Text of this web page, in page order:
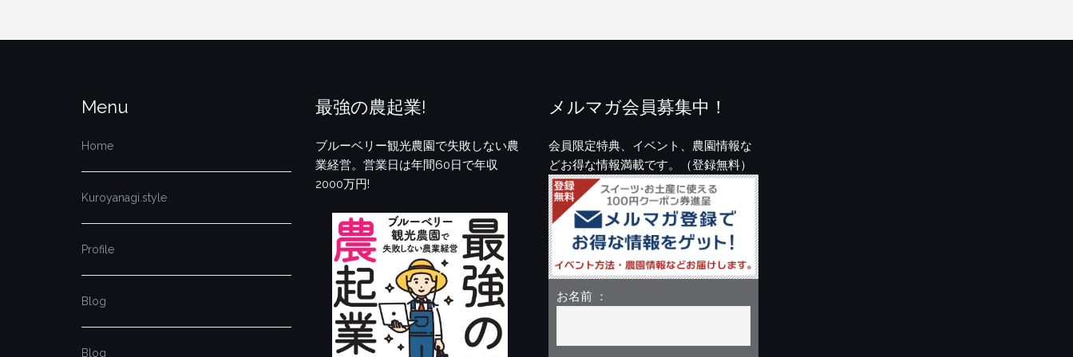
Menu
Home
Kuroyanagi.style
Profile
Blog
Blog
最強の農起業!
ブルーベリー観光農園で失敗しない農
業経営。営業日は年間60日で年収
2000万円!
メルマガ会員募集中！
会員限定特典、イベント、農園情報な
どお得な情報満載です。（登録無料）
お名前 ：